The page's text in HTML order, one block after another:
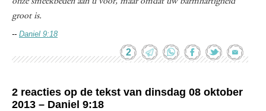
groot is.
-- Daniel 9:18
2
2 reacties op de tekst van dinsdag 08 oktober
2013 – Daniel 9:18